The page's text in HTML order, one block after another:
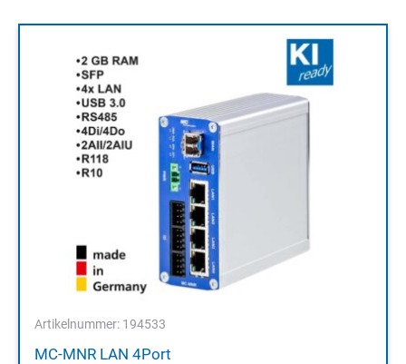
Artikelnummer: 194533
MC-MNR LAN 4Port